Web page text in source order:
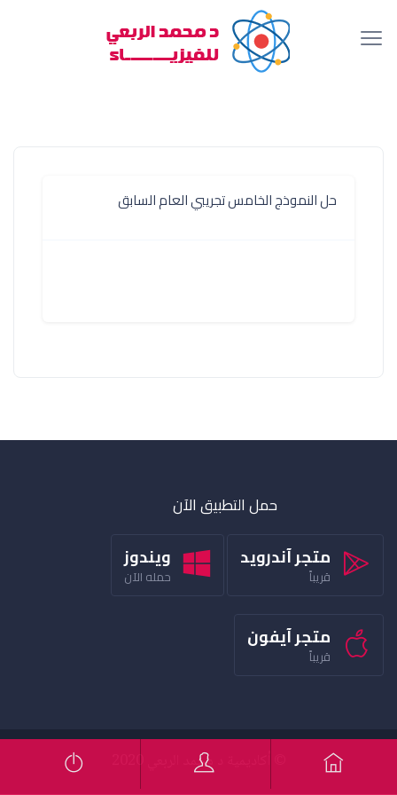
حل النموذج الخامس تجريبي العام السابق
حمل التطبيق الآن
متجر آندرويد
قريباً
ويندوز
حمله الآن
متجر آيفون
قريباً
© أكاديمية د محمد الربعي 2020